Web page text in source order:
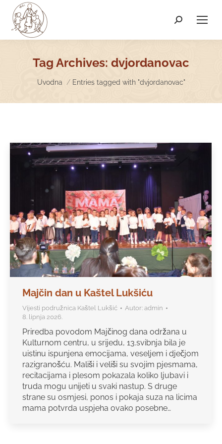
Search:
Tag Archives: dvjordanovac
Uvodna Entries tagged with "dvjordanovac"
Majčin dan u Kaštel Lukšiću
Vijesti podružnica Kaštel Lukšić Autor: admin
8. lipnja 2026.
Priredba povodom Majčinog dana održana u
Kulturnom centru, u srijedu, 13.svibnja bila je
uistinu ispunjena emocijama, veseljem i dječjom
razigranošću. Mališi i veliši su svojim pjesmama,
recitacijama i plesom pokazala koliko ljubavi i
truda mogu unijeti u svaki nastup. S druge
strane su osmjesi, ponos i pokaja suza na licima
mama potvrda uspjeha ovako posebne…